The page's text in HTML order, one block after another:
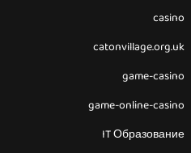
casino
catonvillage.org.uk
game-casino
game-online-casino
IT Образование